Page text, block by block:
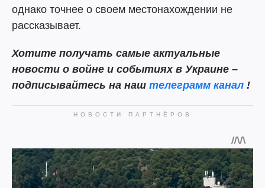
однако точнее о своем местонахождении не
рассказывает.
Хотите получать самые актуальные
новости о войне и событиях в Украине –
подписывайтесь на наш телеграмм канал !